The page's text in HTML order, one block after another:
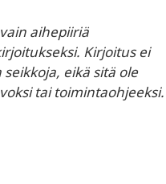
aihepiiriä
Kirjoitus ei
eikä sitä ole
tai toimintaohjeeksi.